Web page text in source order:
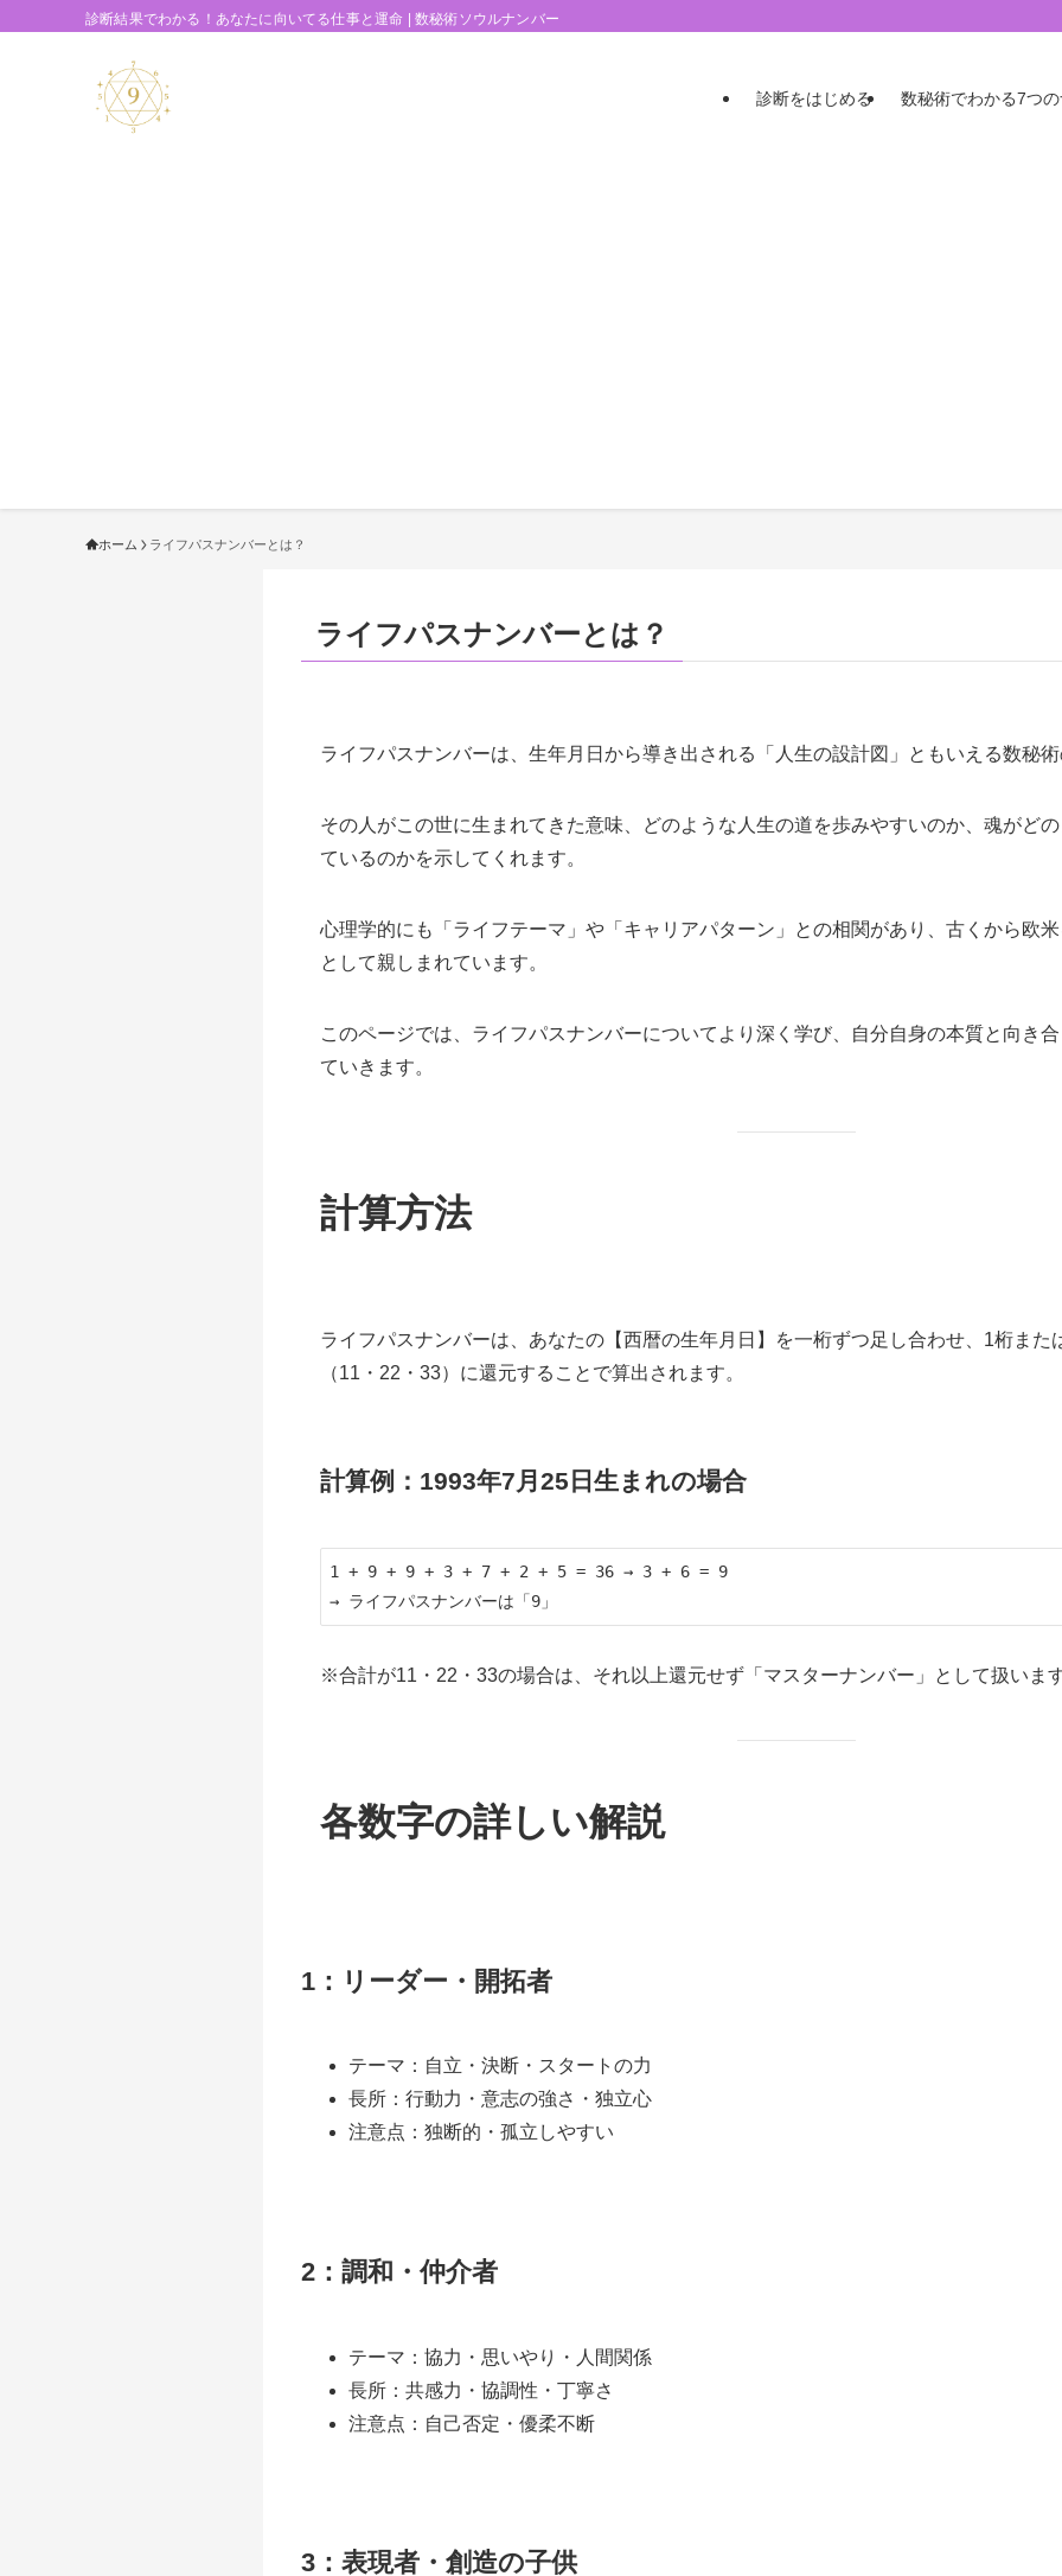
診断結果でわかる！あなたに向いてる仕事と運命 | 数秘術ソウルナンバー
診断をはじめる 数秘術でわかる7つ
ホーム ライフパスナンバーとは？
ライフパスナンバーとは？
ライフパスナンバーは、生年月日から導き出される「人生の設計図」ともいえる数秘
その人がこの世に生まれてきた意味、どのような人生の道を歩みやすいのか、魂がど
ているのかを示してくれます。
心理学的にも「ライフテーマ」や「キャリアパターン」との相関があり、古くから欧
として親しまれています。
このページでは、ライフパスナンバーについてより深く学び、自分自身の本質と向き
ていきます。
計算方法
ライフパスナンバーは、あなたの【西暦の生年月日】を一桁ずつ足し合わせ、1桁また
（11・22・33）に還元することで算出されます。
計算例：1993年7月25日生まれの場合
1 + 9 + 9 + 3 + 7 + 2 + 5 = 36 → 3 + 6 = 9
※合計が11・22・33の場合は、それ以上還元せず「マスターナンバー」として扱いま
各数字の詳しい解説
1：リーダー・開拓者
テーマ：自立・決断・スタートの力
長所：行動力・意志の強さ・独立心
注意点：独断的・孤立しやすい
2：調和・仲介者
テーマ：協力・思いやり・人間関係
長所：共感力・協調性・丁寧さ
注意点：自己否定・優柔不断
3：表現者・創造の子供